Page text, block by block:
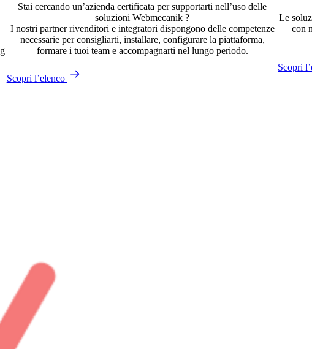
Stai cercando un’azienda certificata per supportarti nell’uso delle
soluzioni Webmecanik ?
I nostri partner rivenditori e integratori dispongono delle competenze
necessarie per consigliarti, installare, configurare la piattaforma,
formare i tuoi team e accompagnarti nel lungo periodo.
Scopri l’elenco
Le
con
Scopri